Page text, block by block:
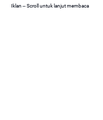
Iklan -- Scroll untuk lanjut membaca